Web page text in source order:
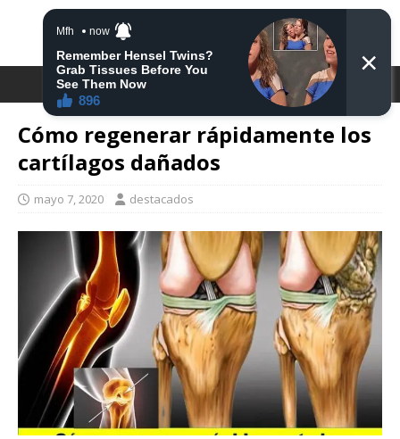
Cómo regenerar rápidamente los
cartílagos dañados
mayo 7, 2020 destacados